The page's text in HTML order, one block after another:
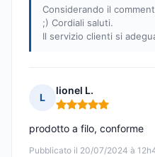
Considerando il
;) Cordiali saluti.
Il servizio clienti si
L
lionel L.
Nota: 5 su 5
Pubblicato il 20/07/2024 à
prodotto a filo, conforme